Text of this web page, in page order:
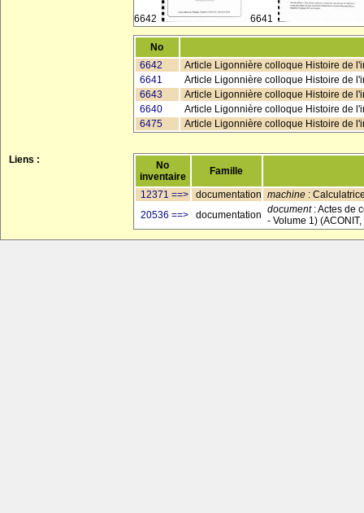
6642 6641
No
6642
Article Ligonnière colloque Histoire de
6641
Article Ligonnière colloque Histoire de
6643
Article Ligonnière colloque Histoire de
6640
Article Ligonnière colloque Histoire de
6475
Article Ligonnière colloque Histoire de
Liens :
No
inventaire
Famille
12371 ==> documentation machine :
20536 ==>
documentation document: Actes de
- Volume 1)